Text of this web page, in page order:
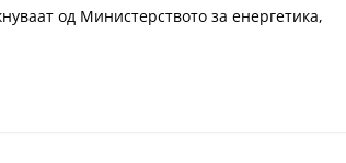
од Министерството за енергетика,